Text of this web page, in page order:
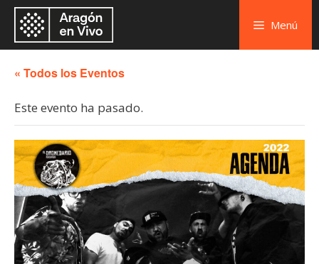
Menú
« Todos los Eventos
Este evento ha pasado.